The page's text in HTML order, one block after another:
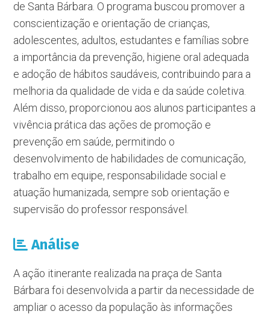
de Santa Bárbara. O programa buscou promover a
conscientização e orientação de crianças,
adolescentes, adultos, estudantes e famílias sobre
a importância da prevenção, higiene oral adequada
e adoção de hábitos saudáveis, contribuindo para a
melhoria da qualidade de vida e da saúde coletiva.
Além disso, proporcionou aos alunos participantes a
vivência prática das ações de promoção e
prevenção em saúde, permitindo o
desenvolvimento de habilidades de comunicação,
trabalho em equipe, responsabilidade social e
atuação humanizada, sempre sob orientação e
supervisão do professor responsável.
Análise
A ação itinerante realizada na praça de Santa
Bárbara foi desenvolvida a partir da necessidade de
ampliar o acesso da população às informações